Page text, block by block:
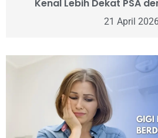
Kenal Lebih Dekat PSA
21 April